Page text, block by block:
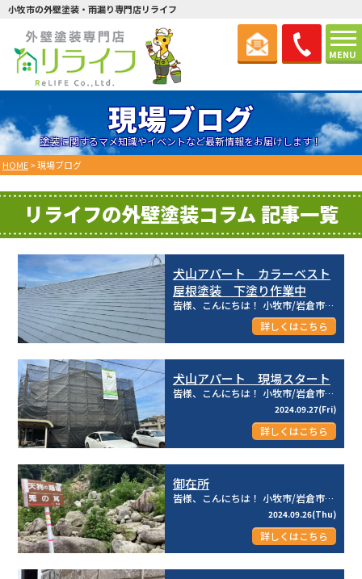
MENU
小牧市の外壁塗装・雨漏り専門店リライフ
現場ブログ
塗装に関するマメ知識やイベントなど最新情報をお届けします！
HOME>現場ブログ
リライフの外壁塗装コラム 記事一覧
犬山アパート カラーベスト
屋根塗装 下塗り作業中
皆様、こんにちは！ 小牧市/岩倉市を中心とした地域密着型☆彡 建物のメンテナンス専門店のリライフ株式...
2024.10.01(Tue)
詳しくはこちら
犬山アパート 現場スタート
皆様、こんにちは！ 小牧市/岩倉市を中心とした地域密着型☆彡 建物のメンテナンス専門店のリライフ株式...
2024.09.27(Fri)
詳しくはこちら
御在所
皆様、こんにちは！ 小牧市/岩倉市を中心とした地域密着型☆彡 建物のメンテナンス専門店のリライフ株式...
2024.09.26(Thu)
詳しくはこちら